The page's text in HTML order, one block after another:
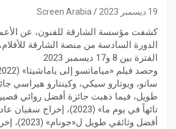
19 ديسمبر 2023 Screen Arabia
كشفت مؤسسة الشارقة للفنون، عن
الدورة السادسة من منصة الشارقة
الفترة بين 8 و17 ديسمبر 2023.
ساتو، ويوتارو سيكي، وكينتارو هيراسي
طويل، فيما ذهبت جائزة أفضل روائي
تائهاً في يوم ما» (2023)،
أفضل وثائقي